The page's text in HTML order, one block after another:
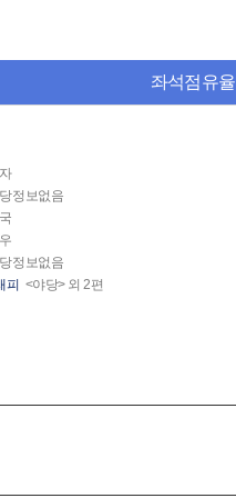
좌석점유율
정보없음
정보없음
피 <야당> 외 2편